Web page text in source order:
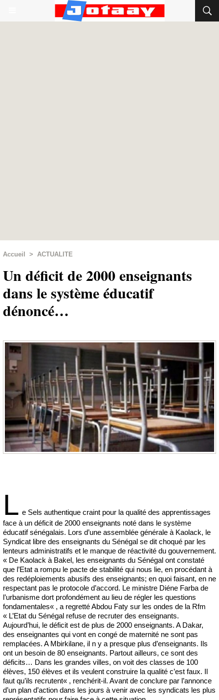
Accueil > ACTUALITE
Un déficit de 2000 enseignants
dans le système éducatif
dénoncé…
L e Sels authentique craint pour la qualité des apprentissages
face à un déficit de 2000 enseignants noté dans le système
éducatif sénégalais. Lors d’une assemblée générale à Kaolack, le
Syndicat libre des enseignants du Sénégal se dit choqué par les
lenteurs administratifs et le manque de réactivité du gouvernement.
« De Kaolack à Bakel, les enseignants du Sénégal ont constaté
que l’Etat a rompu le pacte de stabilité qui nous lie, en procédant à
des redéploiements abusifs des enseignants; en quoi faisant, en ne
respectant pas le protocole d’accord. Le ministre Diéne Farba de
l’urbanisme dort profondément au lieu de régler les questions
fondamentales« , a regretté Abdou Faty sur les ondes de la Rfm
« L’Etat du Sénégal refuse de recruter des enseignants.
Aujourd’hui, le déficit est de plus de 2000 enseignants. A Dakar,
des enseignantes qui vont en congé de maternité ne sont pas
remplacées. A Mbirkilane, il n y a presque plus d’enseignants. Ils
ont un besoin de 80 enseignants. Partout ailleurs, ce sont des
déficits… Dans les grandes villes, on voit des classes de 100
élèves, 150 élèves et ils veulent construire la qualité c’est faux. Il
faut qu’ils recrutent« , renchérit-il. Avant de conclure par l’annonce
d’un plan d’action dans les jours à venir avec les syndicats les plus